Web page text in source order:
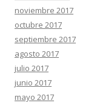
noviembre 2017
octubre 2017
septiembre 2017
agosto 2017
julio 2017
junio 2017
mayo 2017